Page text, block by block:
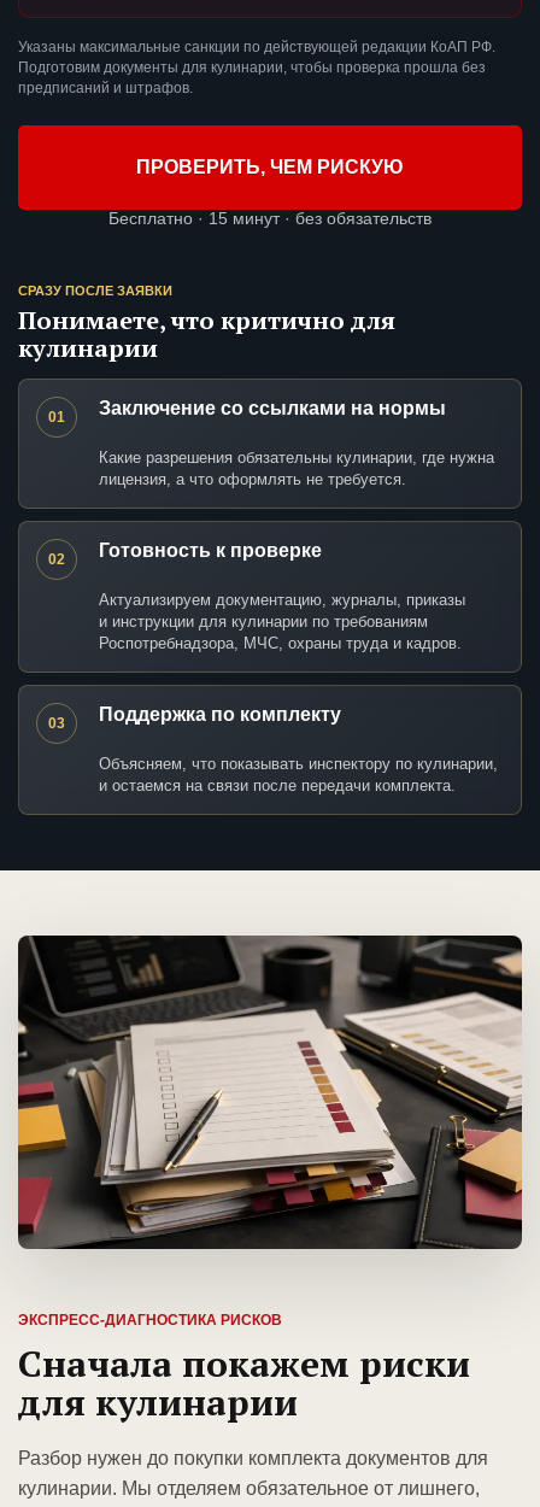
Указаны максимальные санкции по действующей редакции КоАП РФ.
Подготовим документы для кулинарии, чтобы проверка прошла без
предписаний и штрафов.
ПРОВЕРИТЬ, ЧЕМ РИСКУЮ
Бесплатно · 15 минут · без обязательств
СРАЗУ ПОСЛЕ ЗАЯВКИ
Понимаете, что критично для
кулинарии
01 Заключение со ссылками на нормы
Какие разрешения обязательны кулинарии, где нужна
лицензия, а что оформлять не требуется.
02 Готовность к проверке
Актуализируем документацию, журналы, приказы
и инструкции для кулинарии по требованиям
Роспотребнадзора, МЧС, охраны труда и кадров.
03 Поддержка по комплекту
Объясняем, что показывать инспектору по кулинарии,
и остаемся на связи после передачи комплекта.
ЭКСПРЕСС-ДИАГНОСТИКА РИСКОВ
Сначала покажем риски
для кулинарии
Разбор нужен до покупки комплекта документов для
кулинарии. Мы отделяем обязательное от лишнего,